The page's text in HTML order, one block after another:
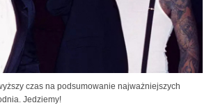
czas na podsumowanie najważniejszych
Jedziemy!